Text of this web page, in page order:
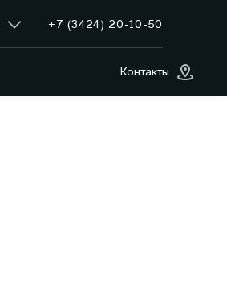
+7 (3424) 20-10-50
Контакты